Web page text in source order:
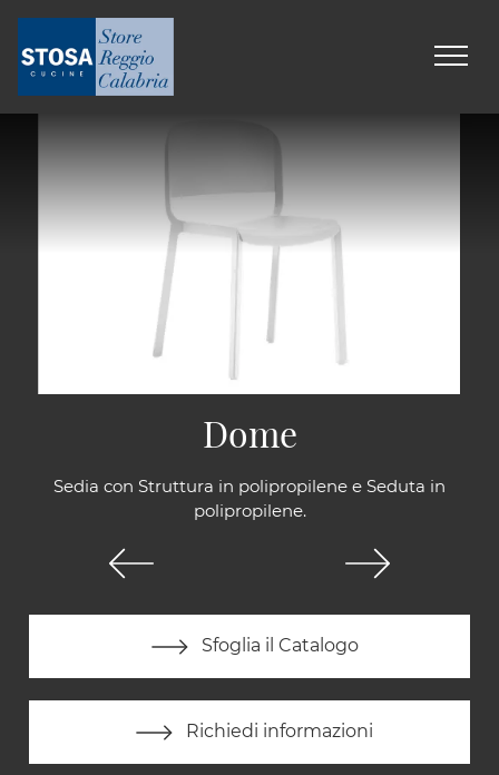
Sedia con Struttura in polipropilene e Seduta in
polipropilene.
Sfoglia il Catalogo
Richiedi informazioni
Dome